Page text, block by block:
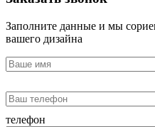
Заполните данные и мы
вашего дизайна
телефон